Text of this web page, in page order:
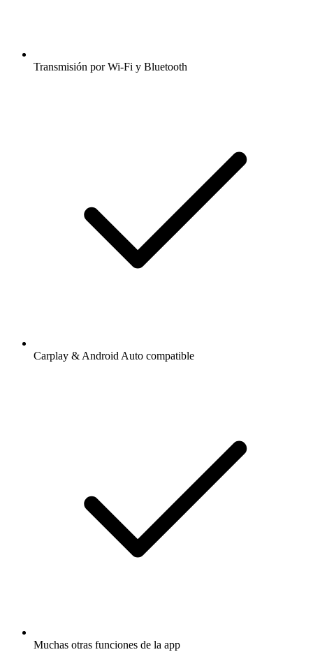
Transmisión por Wi-Fi y Bluetooth
Carplay & Android Auto compatible
Muchas otras funciones de la app